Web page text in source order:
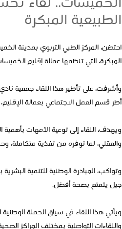
الطبيعية المبكرة
احتضن، المركز الطبي التربوي بمدينة
المبكرة، التي تنظمها عمالة إقليم
وأشرفت، على تأطير هذا اللقاء جمعية
أطر قسم العمل الاجتماعي بعمالة
ويهدف، اللقاء إلى توعية الأمهات
والعقلي، لما توفره من تغذية متكاملة،
وتواكب، المبادرة الوطنية للتنمية
جيل يتمتع بصحة أفضل.
واللقاءات التواصلية بمختلف المراكز